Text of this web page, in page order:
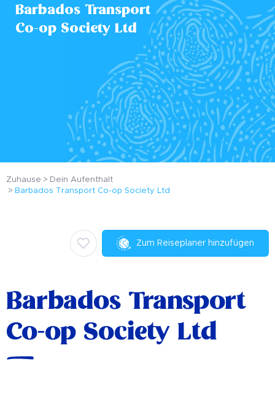
Barbados Transport
Co-op Society Ltd
Zuhause
Dein Aufenthalt
Barbados Transport Co-op Society Ltd
Zum Reiseplaner hinzufügen
Barbados Transport
Co-op Society Ltd